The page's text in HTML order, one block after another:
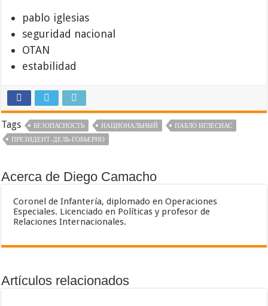
pablo iglesias
seguridad nacional
OTAN
estabilidad
Tags БЕЗОПАСНОСТЬ НАЦИОНАЛЬНЫЙ
ПАБЛО ИГЛЕСИАС
ПРЕЗИДЕНТ-ДЕЛЬ-ГОБЬЕРНО
Acerca de Diego Camacho
Coronel de Infantería, diplomado en Operaciones
Especiales. Licenciado en Políticas y profesor de
Relaciones Internacionales.
Artículos relacionados